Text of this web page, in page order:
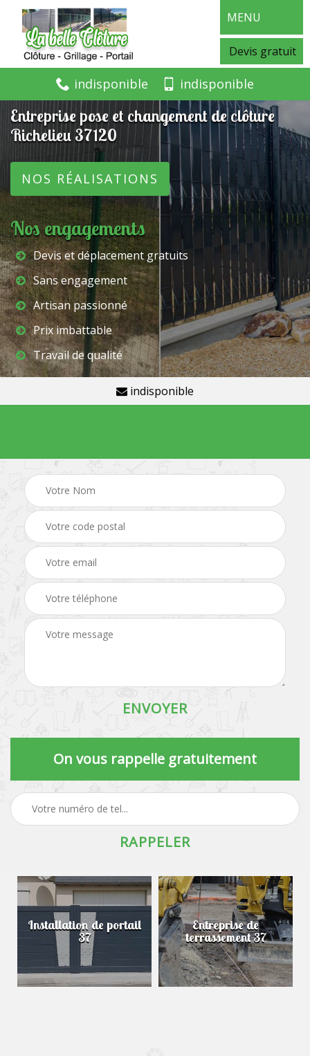
MENU
Devis gratuit
indisponible indisponible
Entreprise pose et changement de clôture
Richelieu 37120
NOS RÉALISATIONS
Nos engagements
Devis et déplacement gratuits
Sans engagement
Artisan passionné
Prix imbattable
Travail de qualité
indisponible
On vous rappelle gratuitement
Installation de portail
37
Entreprise de
terrassement 37